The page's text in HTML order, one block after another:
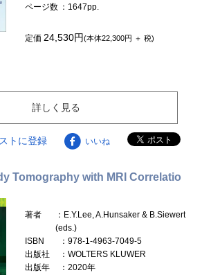
ページ数 ：1647pp.
定価24,530円(本体22,300円 ＋ 税)
詳しく見る
トに登録 いいね
Tomography with MRI Correlatio
著者
：E.Y.Lee, A.Hunsaker & B.Siewert
(eds.)
ISBN
：978-1-4963-7049-5
出版社
：WOLTERS KLUWER
出版年
：2020年